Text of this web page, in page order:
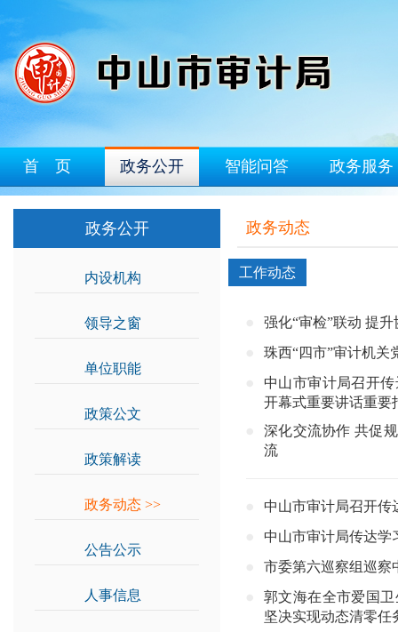
首 页 政务公开 智能问答 政务服务
政务公开
内设机构
领导之窗
单位职能
政策公文
政策解读
政务动态 >>
公告公示
人事信息
政务动态
工作动态
强化“审检”联动 提
珠西“四市”审计机关
中山市审计局召开
开幕式重要讲话重要
深化交流协作 共促
流
中山市审计局召开传
中山市审计局传达学
市委第六巡察组巡察
郭文海在全市爱国
坚决实现动态清零任